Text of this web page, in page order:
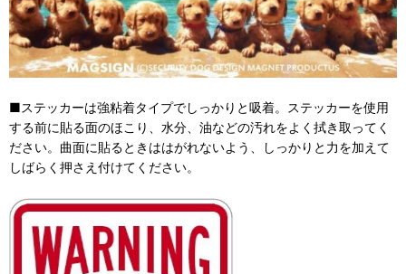
■ステッカーは強粘着タイプでしっかりと吸着。ステッカーを使用
する前に貼る面のほこり、水分、油などの汚れをよく拭き取ってく
ださい。曲面に貼るときははがれないよう、しっかりと力を加えて
しばらく押さえ付けてください。